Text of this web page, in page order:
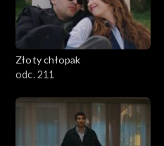
Złoty chłopak
odc. 211